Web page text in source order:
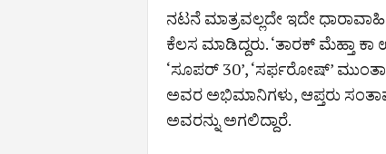
ನಟನೆ ಮಾತ್ರವಲ್ಲದೇ ಇದೇ
ಕೆಲಸ ಮಾಡಿದ್ದರು. ‘ತಾರಕ್​ ಮೆಹ್ತಾ
‘ಸೂಪರ್​ 30’, ‘ಸರ್ಫರೋಷ್​’
ಅವರ ಅಭಿಮಾನಿಗಳು, ಆಪ್ತರು
ಅವರನ್ನು ಅಗಲಿದ್ದಾರೆ.